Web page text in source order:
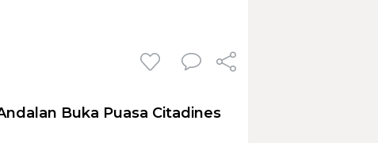
Buka Puasa Citadines